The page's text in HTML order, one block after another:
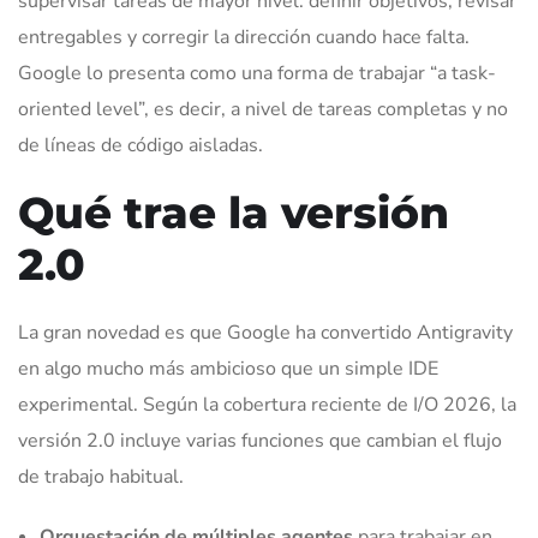
entregables y corregir la dirección cuando hace falta.
Google lo presenta como una forma de trabajar “a task-
oriented level”, es decir, a nivel de tareas completas y no
de líneas de código aisladas.
Qué trae la versión
2.0
La gran novedad es que Google ha convertido Antigravity
en algo mucho más ambicioso que un simple IDE
experimental. Según la cobertura reciente de I/O 2026, la
versión 2.0 incluye varias funciones que cambian el flujo
de trabajo habitual.